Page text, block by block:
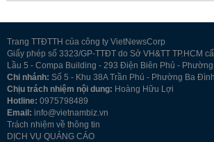
Trang TTĐTTH của công ty VietNewsCorp
Giấy phép số 3323/GP-TTĐT do Sở VH&TT TP.HCM
Lầu 5 - Compa Building - 293 Điện Biên Phủ - Phường
Chi nhánh: Số 5 - Khu 38A Trần Phú - Phường Ba
Chịu trách nhiệm nội dung: Hoàng Hữu Lợi
Hotline: 0975798489
Email: info@vietnambiz.vn
Trách nhiệm về thông tin
DỊCH VỤ QUẢNG CÁO